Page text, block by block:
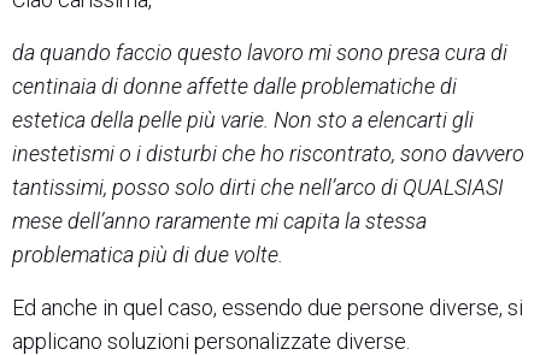
da quando faccio questo lavoro mi sono presa cura di
centinaia di donne affette dalle problematiche di
estetica della pelle più varie. Non sto a elencarti gli
inestetismi o i disturbi che ho riscontrato, sono davvero
tantissimi, posso solo dirti che nell’arco di QUALSIASI
mese dell’anno raramente mi capita la stessa
problematica più di due volte.
Ed anche in quel caso, essendo due persone diverse, si
applicano soluzioni personalizzate diverse.